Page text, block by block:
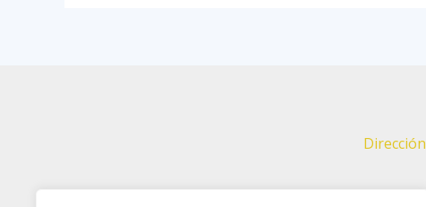
Dirección